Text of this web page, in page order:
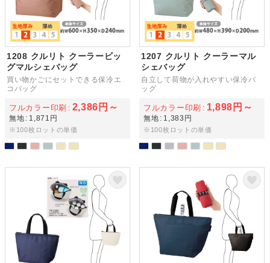
1208 クルリト クーラービッ
グマルシェバッグ
買い物かごにセットできる保冷エ
コバッグ
無地 1,871円
フルカラー印刷 2,386円～
※100枚ロットの単価
1207 クルリト クーラーマル
シェバッグ
自立して荷物が入れやすい保冷バ
ッグ
無地 1,383円
フルカラー印刷 1,898円～
※100枚ロットの単価